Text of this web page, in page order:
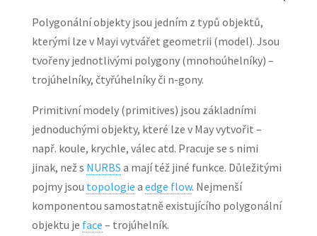
Polygonální objekty jsou jedním z typů objektů,
kterými lze v Mayi vytvářet geometrii (model). Jsou
tvořeny jednotlivými polygony (mnohoúhelníky) –
trojúhelníky, čtyřúhelníky či n-gony.
Primitivní modely (primitives) jsou základními
jednoduchými objekty, které lze v May vytvořit –
např. koule, krychle, válec atd. Pracuje se s nimi
jinak, než s NURBS a mají též jiné funkce. Důležitými
pojmy jsou topologie a edge flow. Nejmenší
komponentou samostatně existujícího polygonální
objektu je face – trojúhelník.